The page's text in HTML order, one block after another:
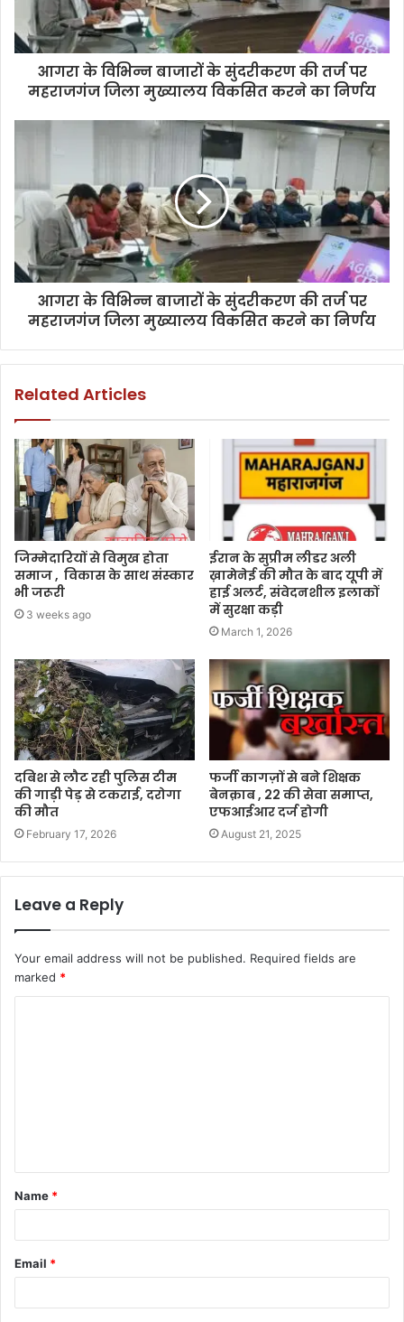
आगरा के विभिन्न बाजारों के सुंदरीकरण की तर्ज पर
महराजगंज जिला मुख्यालय विकसित करने का निर्णय
आगरा के विभिन्न बाजारों के सुंदरीकरण की तर्ज पर
महराजगंज जिला मुख्यालय विकसित करने का निर्णय
Related Articles
जिम्मेदारियों से विमुख होता
समाज , विकास के साथ संस्कार
भी जरूरी
3 weeks ago
ईरान के सुप्रीम लीडर अली
ख़ामेनेई की मौत के बाद यूपी में
हाई अलर्ट, संवेदनशील इलाकों
में सुरक्षा कड़ी
March 1, 2026
दबिश से लौट रही पुलिस टीम
की गाड़ी पेड़ से टकराई, दरोगा
की मौत
February 17, 2026
फर्जी कागज़ों से बने शिक्षक
बेनक़ाब , 22 की सेवा समाप्त,
एफआईआर दर्ज होगी
August 21, 2025
Leave a Reply
Your email address will not be published. Required fields are
marked *
Name *
Email *